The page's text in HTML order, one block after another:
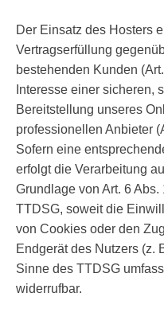
Der Einsatz des Hosters
Vertragserfüllung
bestehenden Kunden
Interesse einer sicheren,
Bereitstellung unseres
professionellen Anbieter
Sofern eine
erfolgt die Verarbeitung
Grundlage von Art. 6
TTDSG, soweit die
von Cookies oder den
Endgerät des Nutzers (z.
Sinne des TTDSG
widerrufbar.